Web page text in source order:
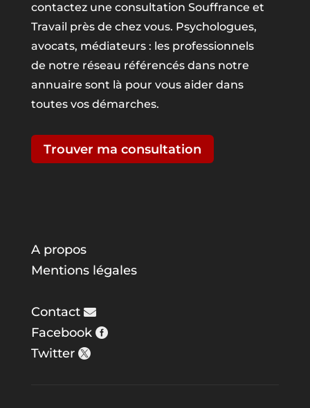
contactez une consultation Souffrance et
Travail près de chez vous. Psychologues,
avocats, médiateurs : les professionnels
de notre réseau référencés dans notre
annuaire sont là pour vous aider dans
toutes vos démarches.
Trouver ma consultation
A propos
Mentions légales
Contact
Facebook
Twitter